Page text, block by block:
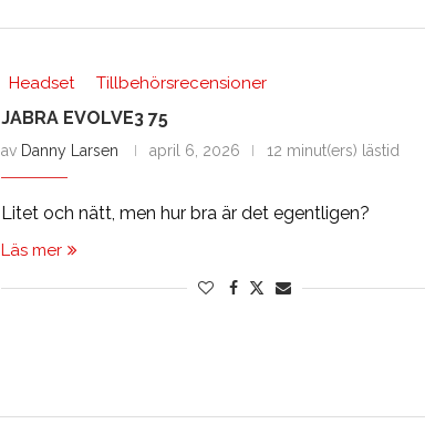
Headset Tillbehörsrecensioner
JABRA EVOLVE3 75
av Danny Larsen april 6, 2026 12 minut(ers) lästid
Litet och nätt, men hur bra är det egentligen?
Läs mer